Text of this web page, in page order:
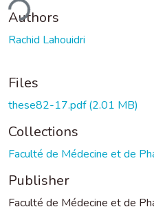
Authors
Rachid Lahouidri
Files
these82-17.pdf(2.01 MB)
Collections
Faculté de Médecine et de
Publisher
Faculté de Médecine et de